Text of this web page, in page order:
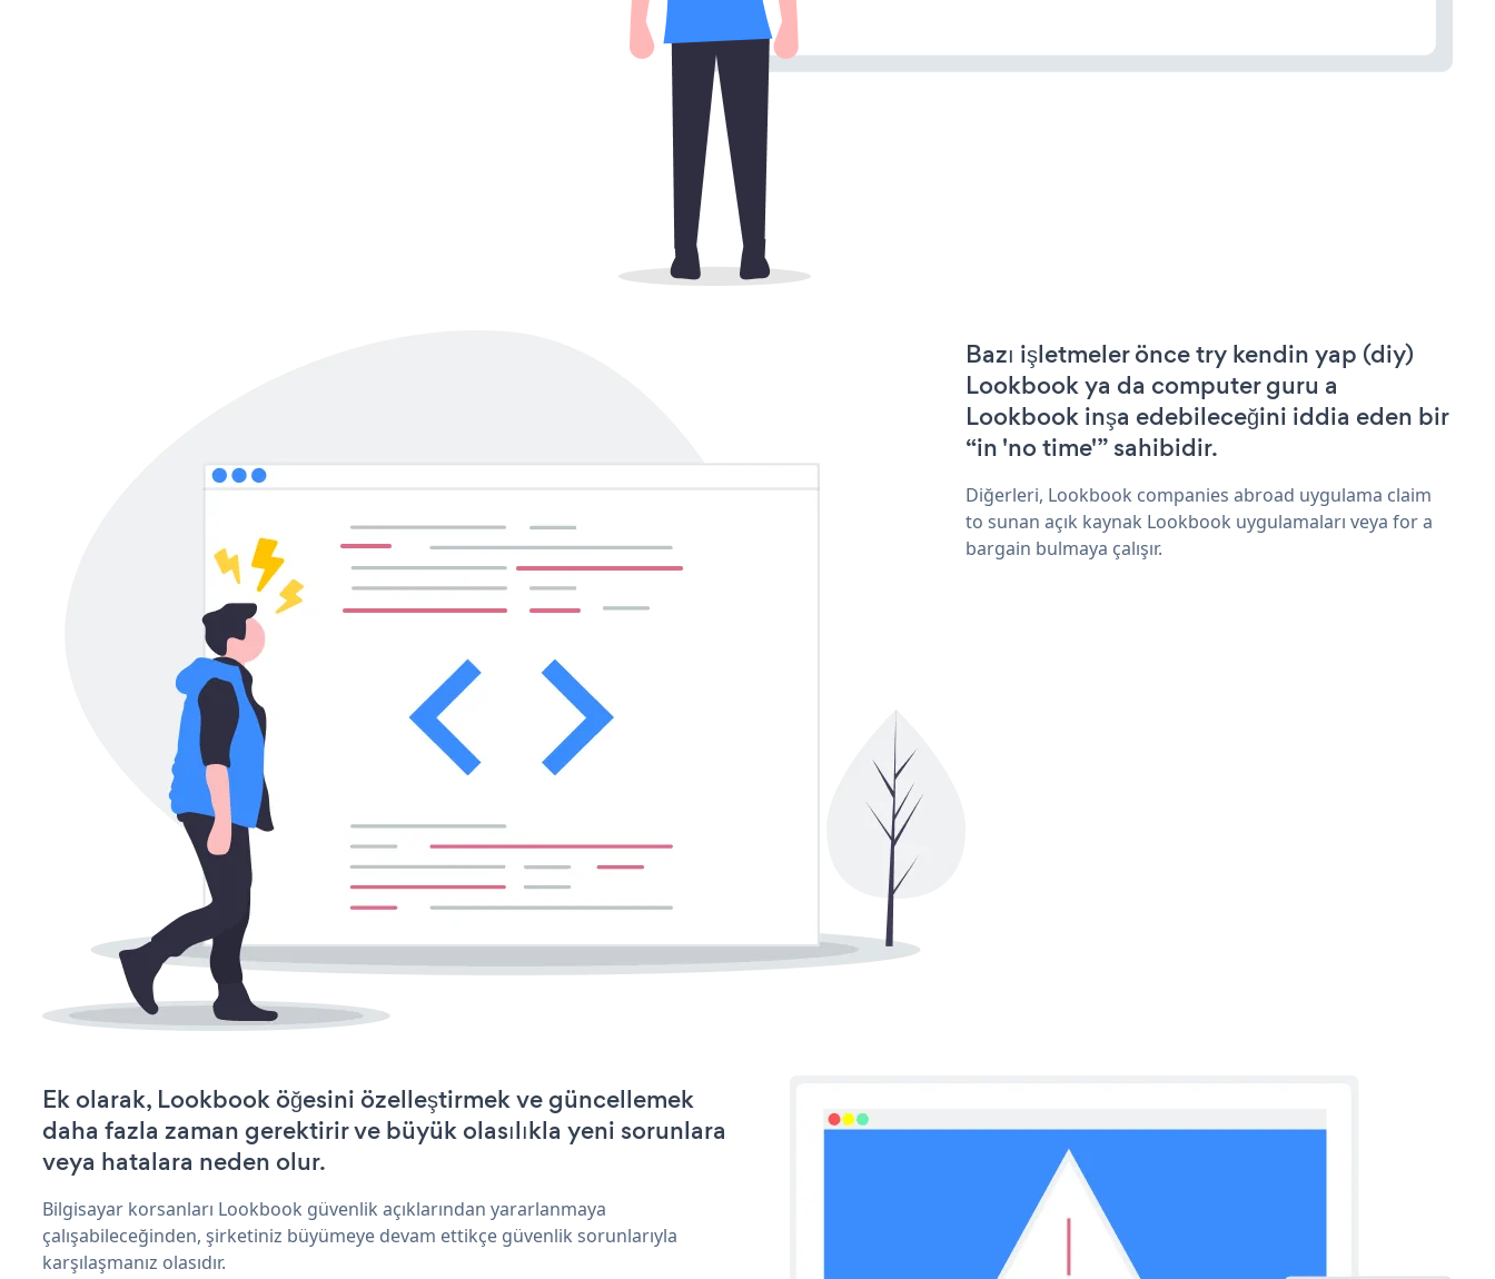
Bazı işletmeler önce try kendin yap (diy)
Lookbook ya da computer guru a
Lookbook inşa edebileceğini iddia eden bir
“in 'no time'” sahibidir.
Diğerleri, Lookbook companies abroad uygulama claim
to sunan açık kaynak Lookbook uygulamaları veya for a
bargain bulmaya çalışır.
Ek olarak, Lookbook öğesini özelleştirmek ve güncellemek
daha fazla zaman gerektirir ve büyük olasılıkla yeni sorunlara
veya hatalara neden olur.
Bilgisayar korsanları Lookbook güvenlik açıklarından yararlanmaya
çalışabileceğinden, şirketiniz büyümeye devam ettikçe güvenlik sorunlarıyla
karşılaşmanız olasıdır.